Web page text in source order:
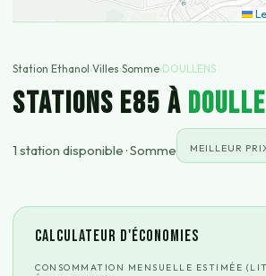
Station Ethanol›Villes›Somme›DOULLENS
STATIONS E85 À
1 station disponible ·Somme MEILLEUR
Calculateur d'économies
CONSOMMATION MENSUELLE ESTIMÉE